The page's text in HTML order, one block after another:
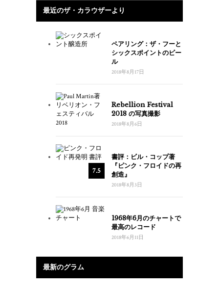
最近のザ・カラウザーより
ペアリング：ザ・フーと
シックスポイントのビー
ル
2018年8月17日
Rebellion Festival
2018 の写真撮影
2018年8月6日
7.5
書評：ビル・コップ著
『ピンク・フロイドの再
創造』
2018年8月3日
1968年6月のチャートで
最高のレコード
2018年6月11日
最新のグラム